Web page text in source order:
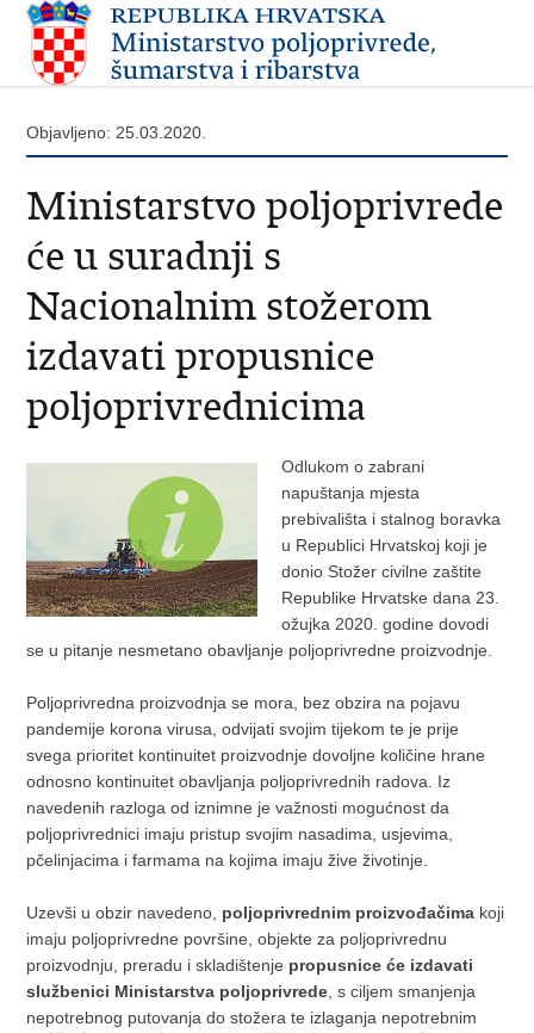
Objavljeno: 25.03.2020.
Ministarstvo poljoprivrede
će u suradnji s
Nacionalnim stožerom
izdavati propusnice
poljoprivrednicima
Odlukom o zabrani
napuštanja mjesta
prebivališta i stalnog boravka
u Republici Hrvatskoj koji je
donio Stožer civilne zaštite
Republike Hrvatske dana 23.
ožujka 2020. godine dovodi
se u pitanje nesmetano obavljanje poljoprivredne proizvodnje.
Poljoprivredna proizvodnja se mora, bez obzira na pojavu
pandemije korona virusa, odvijati svojim tijekom te je prije
svega prioritet kontinuitet proizvodnje dovoljne količine hrane
odnosno kontinuitet obavljanja poljoprivrednih radova. Iz
navedenih razloga od iznimne je važnosti mogućnost da
poljoprivrednici imaju pristup svojim nasadima, usjevima,
pčelinjacima i farmama na kojima imaju žive životinje.
Uzevši u obzir navedeno, poljoprivrednim proizvođačima koji
imaju poljoprivredne površine, objekte za poljoprivrednu
proizvodnju, preradu i skladištenje propusnice će izdavati
službenici Ministarstva poljoprivrede , s ciljem smanjenja
nepotrebnog putovanja do stožera te izlaganja nepotrebnim